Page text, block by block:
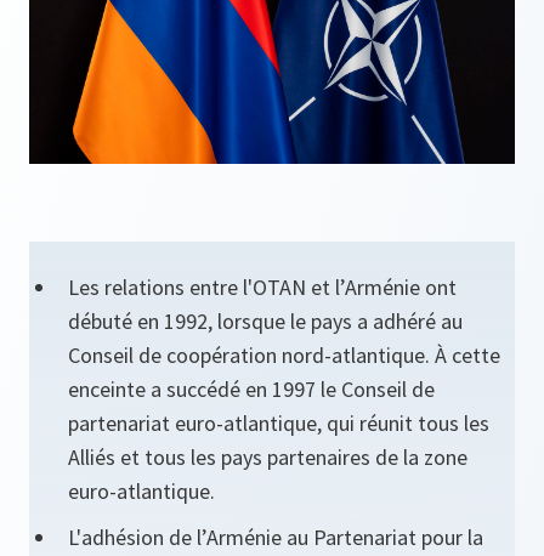
Les relations entre l'OTAN et l’Arménie ont
débuté en 1992, lorsque le pays a adhéré au
Conseil de coopération nord-atlantique. À cette
enceinte a succédé en 1997 le Conseil de
partenariat euro-atlantique, qui réunit tous les
Alliés et tous les pays partenaires de la zone
euro-atlantique.
L'adhésion de l’Arménie au Partenariat pour la